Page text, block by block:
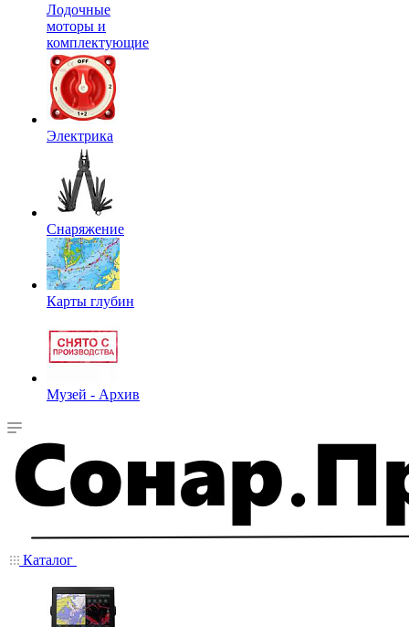
Лодочные
моторы и
комплектующие
Электрика
Снаряжение
Карты глубин
Музей - Архив
Каталог